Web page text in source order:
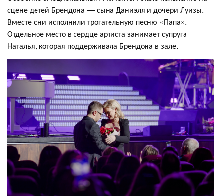
сцене детей Брендона — сына Даниэля и дочери Луизы.
Вместе они исполнили трогательную песню «Папа».
Отдельное место в сердце артиста занимает супруга
Наталья, которая поддерживала Брендона в зале.